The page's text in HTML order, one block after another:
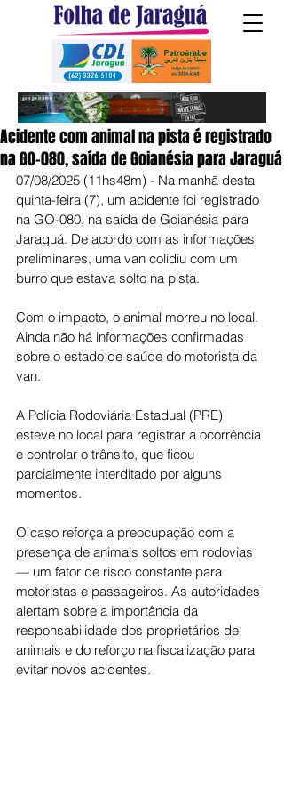
Acidente com animal na pista é registrado
na GO-080, saída de Goianésia para Jaraguá
07/08/2025 (11hs48m) - Na manhã desta
quinta-feira (7), um acidente foi registrado
na GO-080, na saída de Goianésia para
Jaraguá. De acordo com as informações
preliminares, uma van colidiu com um
burro que estava solto na pista.
Com o impacto, o animal morreu no local.
Ainda não há informações confirmadas
sobre o estado de saúde do motorista da
van.
A Polícia Rodoviária Estadual (PRE)
esteve no local para registrar a ocorrência
e controlar o trânsito, que ficou
parcialmente interditado por alguns
momentos.
O caso reforça a preocupação com a
presença de animais soltos em rodovias
— um fator de risco constante para
motoristas e passageiros. As autoridades
alertam sobre a importância da
responsabilidade dos proprietários de
animais e do reforço na fiscalização para
evitar novos acidentes.